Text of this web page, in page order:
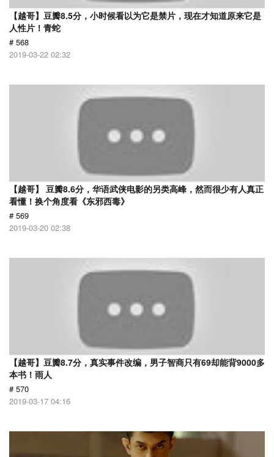
【越哥】豆瓣8.5分，小时候看以为它是禁片，现在才知道原来它是
人性片！青蛇
# 568
2019-03-22 02:32
【越哥】 豆瓣8.6分，华语武侠电影的另类高峰，然而很少有人真正
看懂！换个角度看《东邪西毒》
# 569
2019-03-20 02:38
【越哥】豆瓣8.7分，真实事件改编，男子智商只有69却能背9000多
本书！雨人
# 570
2019-03-17 04:16